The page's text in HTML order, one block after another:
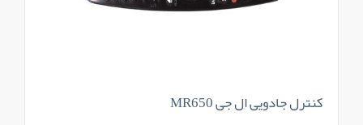
کنترل جادویی ال جی MR650